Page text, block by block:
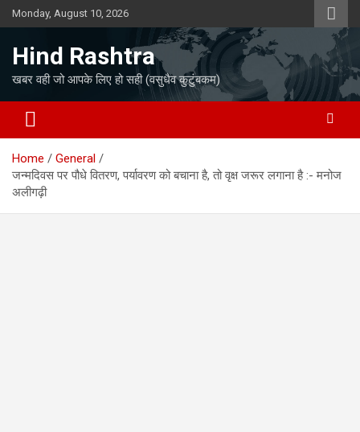
Skip
to
Monday, August 10, 2026
Hind Rashtra
खबर वही जो आपके लिए हो सही (वसुधैव कुटुंबकम)
Home
General
जन्मदिवस पर पौधे वितरण, पर्यावरण को बचाना है, तो वृक्ष जरूर लगाना है :- मनोज
अलीगढ़ी